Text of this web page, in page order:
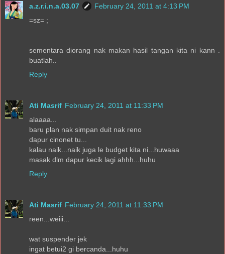
a.z.r.i.n.a.03.07
February 24, 2011 at 4:13 PM
=sz= ;
sementara diorang nak makan hasil tangan kita ni kann .
buatlah..
Reply
Ati Masrif February 24, 2011 at 11:33 PM
alaaaa...
baru plan nak simpan duit nak reno
dapur cinonet tu...
kalau naik...naik juga le budget kita ni...huwaaa
masak dlm dapur kecik lagi ahhh...huhu
Reply
Ati Masrif February 24, 2011 at 11:33 PM
reen...weiii...
wat suspender jek
ingat betui2 gi bercanda...huhu